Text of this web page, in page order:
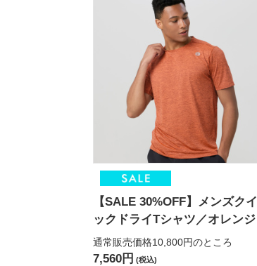
【SALE 30%OFF】メンズクイ
ックドライTシャツ／オレンジ
通常販売価格10,800円のところ
7,560円 (税込)